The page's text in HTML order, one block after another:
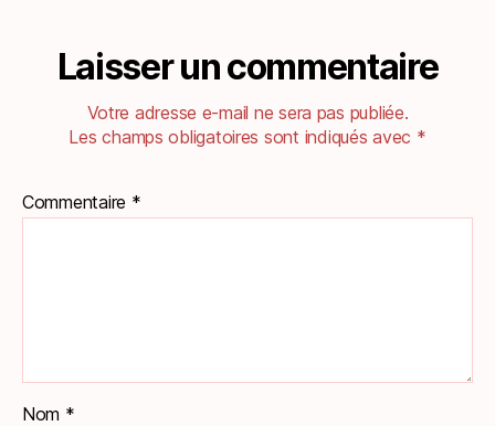
Laisser un commentaire
Votre adresse e-mail ne sera pas publiée.
Les champs obligatoires sont indiqués avec *
Commentaire *
Nom *